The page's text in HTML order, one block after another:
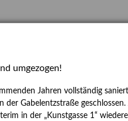
umgezogen!
Jahren vollständig
der Gabelentzstraße
in der „Kunstgasse 1“